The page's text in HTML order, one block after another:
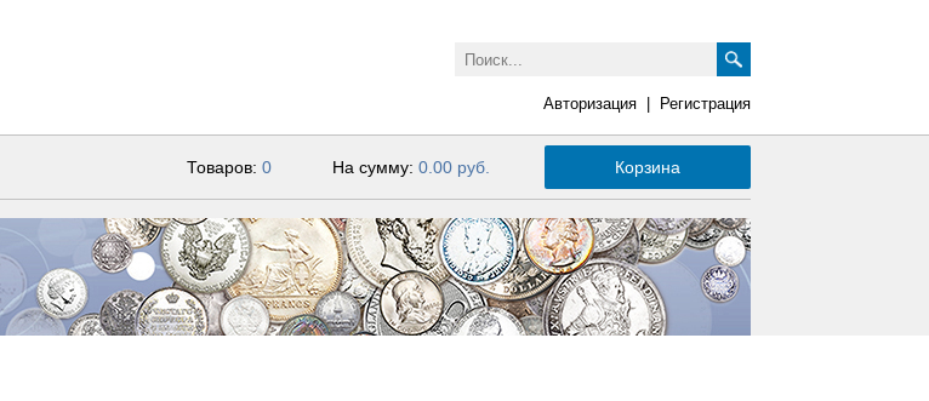
Авторизация Регистрация
Товаров: 0 На сумму: 0.00 руб. Корзина